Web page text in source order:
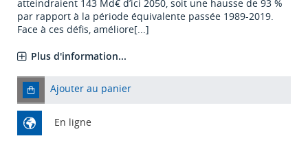
atteindraient 143 Md€ d’ici 2050, soit une hausse de 93 %
par rapport à la période équivalente passée 1989-2019.
Face à ces défis, améliore[...]
Plus d'information...
Ajouter au panier
En ligne